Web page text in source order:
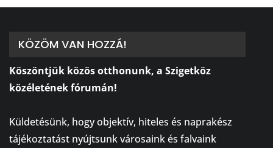
KÖZÖM VAN HOZZÁ!
Köszöntjük közös otthonunk, a Szigetköz
közéletének fórumán!
Küldetésünk, hogy objektív, hiteles és naprakész
tájékoztatást nyújtsunk városaink és falvaink